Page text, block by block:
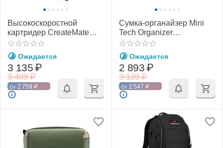
Высокоскоростной
картридер CreateMate
(PGYTECH P-GM-162 / P-
GM-163)
Ожидается
3 489 ₽
3 135₽
От 2 759 ₽
Сумка-органайзер Mini
Tech Organizer
(PGYTECH)
Ожидается
3 139 ₽
2 893₽
От 2 547 ₽